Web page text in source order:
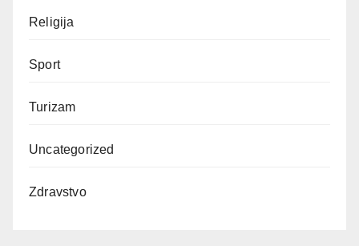
Religija
Sport
Turizam
Uncategorized
Zdravstvo